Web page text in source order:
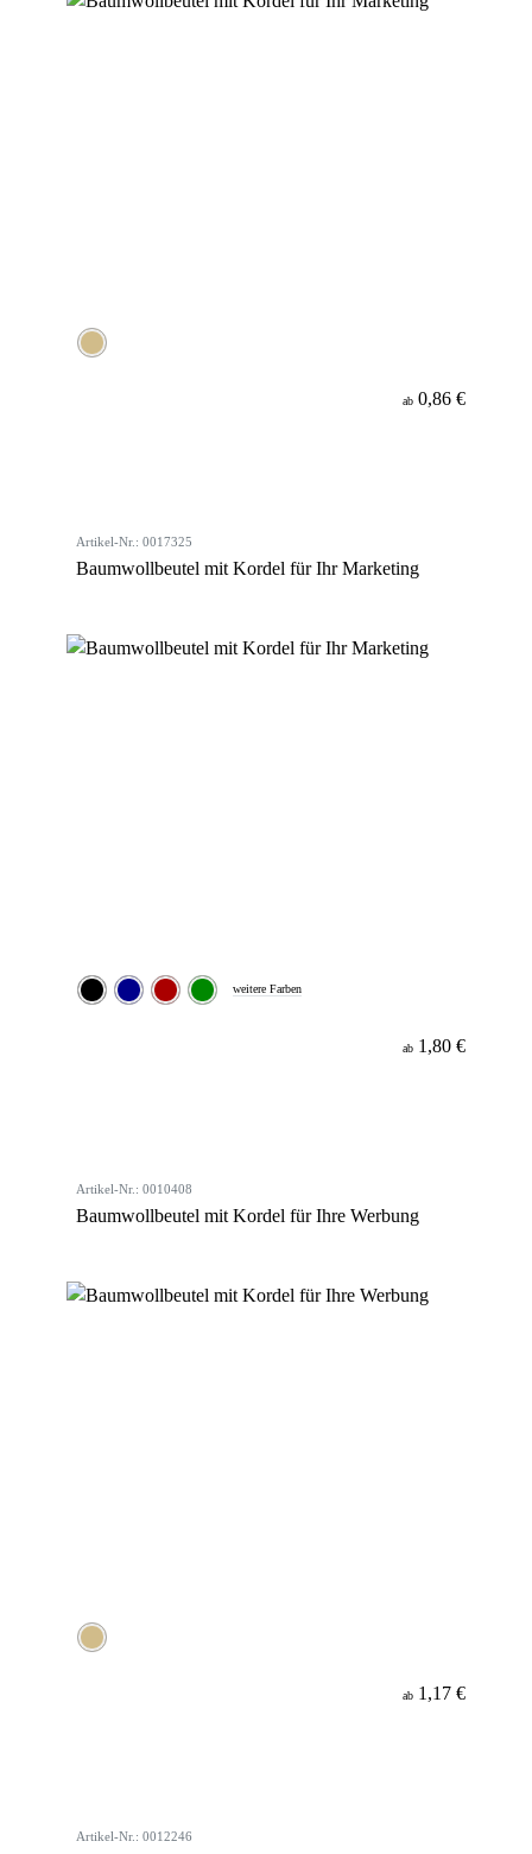
ab 0,86 €
Artikel-Nr.: 0017325
Baumwollbeutel mit Kordel für Ihr Marketing
weitere Farben
ab 1,80 €
Artikel-Nr.: 0010408
Baumwollbeutel mit Kordel für Ihre Werbung
ab 1,17 €
Artikel-Nr.: 0012246